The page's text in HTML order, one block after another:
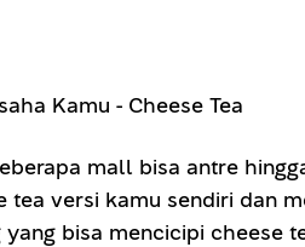
mall bisa antre
versi kamu sendiri dan
bisa mencicipi cheese